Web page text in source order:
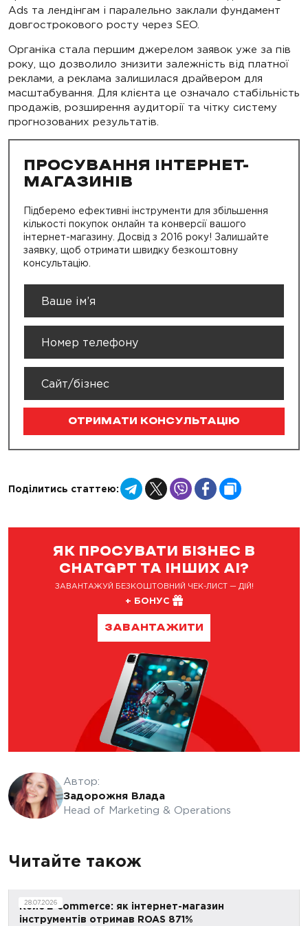
Ads та лендінгам і паралельно заклали фундамент
довгострокового росту через SEO.
Органіка стала першим джерелом заявок уже за пів
року, що дозволило знизити залежність від платної
реклами, а реклама залишилася драйвером для
масштабування. Для клієнта це означало стабільність
продажів, розширення аудиторії та чітку систему
прогнозованих результатів.
ПРОСУВАННЯ ІНТЕРНЕТ-
МАГАЗИНІВ
Підберемо ефективні інструменти для збільшення
кількості покупок онлайн та конверсії вашого
інтернет-магазину. Досвід з 2016 року! Залишайте
заявку, щоб отримати швидку безкоштовну
консультацію.
ОТРИМАТИ КОНСУЛЬТАЦІЮ
Поділитись статтею: Telegram
X Viber Facebook
ЯК ПРОСУВАТИ БІЗНЕС В
CHATGPT ТА ІНШИХ AI?
ЗАВАНТАЖУЙ БЕЗКОШТОВНИЙ ЧЕК-ЛИСТ — ДІЙ!
+ БОНУС
ЗАВАНТАЖИТИ
Автор:
Задорожня Влада
Head of Marketing & Operations
Читайте також
28.07.2026
Кейс E-commerce: як інтернет-магазин
інструментів отримав ROAS 871%